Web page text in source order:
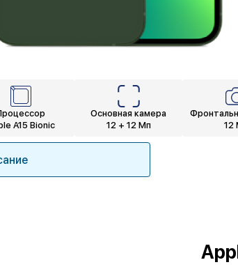
A15 Bionic
Основная камера
12 + 12 Мп
12